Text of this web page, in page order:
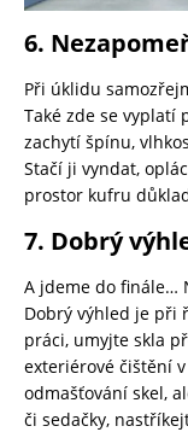
6.
Při úklidu
Také zde se vyplatí
zachytí špínu,
Stačí ji vyndat,
prostor kufru
7. Dobrý
A jdeme do finále…
Dobrý výhled je při
práci, umyjte skla
exteriérové čištění
odmašťování skel,
či sedačky,